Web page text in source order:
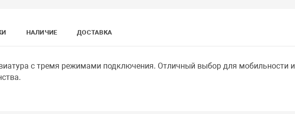
НАЛИЧИЕ ДОСТАВКА
с тремя режимами подключения. Отличный выбор для мобильности и